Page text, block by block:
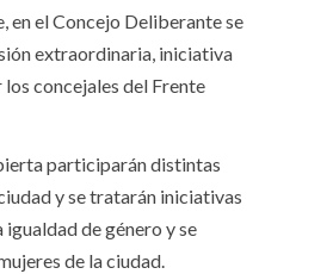
en el Concejo Deliberante se
extraordinaria, iniciativa
concejales del Frente
participarán distintas
y se tratarán iniciativas
igualdad de género y se
de la ciudad.